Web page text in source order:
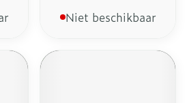
Niet beschikbaar